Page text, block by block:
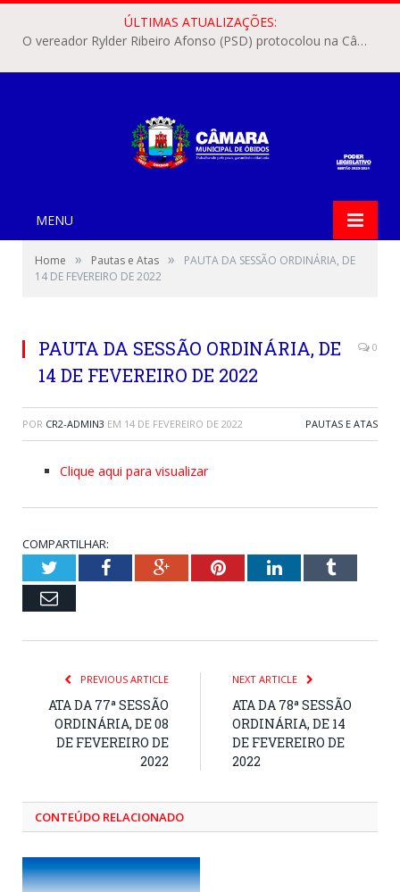
ÚLTIMAS ATUALIZAÇÕES:
O vereador Rylder Ribeiro Afonso (PSD) protocolou na Câmara Municipal de Óbidos o Requerimento nº 346/2026.
MENU
Home » Pautas e Atas »
PAUTA DA SESSÃO ORDINÁRIA, DE
14 DE FEVEREIRO DE 2022
PAUTA DA SESSÃO ORDINÁRIA, DE
14 DE FEVEREIRO DE 2022
0
POR CR2-ADMIN3 EM 14 DE FEVEREIRO DE 2022 PAUTAS E ATAS
Clique aqui para visualizar
COMPARTILHAR:
TwitterFacebookGoogle+PinterestLinkedInTumblr
Email
PREVIOUS ARTICLE
ATA DA 77ª SESSÃO
ORDINÁRIA, DE 08
DE FEVEREIRO DE
2022
NEXT ARTICLE
ATA DA 78ª SESSÃO
ORDINÁRIA, DE 14
DE FEVEREIRO DE
2022
CONTEÚDO RELACIONADO